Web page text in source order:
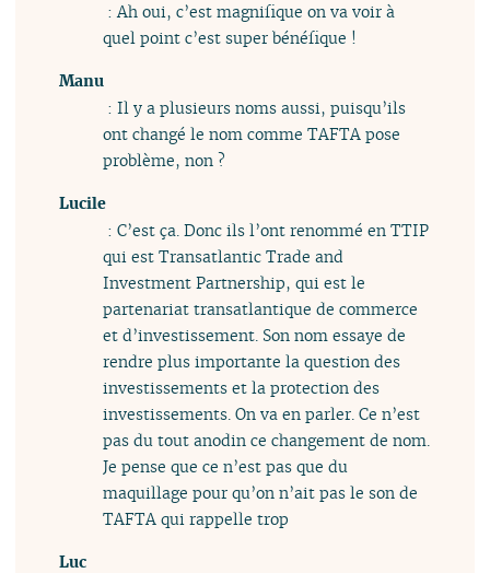
: Ah oui, c’est magnifique on va voir à
quel point c’est super bénéfique !
Manu
: Il y a plusieurs noms aussi, puisqu’ils
ont changé le nom comme TAFTA pose
problème, non ?
Lucile
: C’est ça. Donc ils l’ont renommé en TTIP
qui est Transatlantic Trade and
Investment Partnership, qui est le
partenariat transatlantique de commerce
et d’investissement. Son nom essaye de
rendre plus importante la question des
investissements et la protection des
investissements. On va en parler. Ce n’est
pas du tout anodin ce changement de nom.
Je pense que ce n’est pas que du
maquillage pour qu’on n’ait pas le son de
TAFTA qui rappelle trop
Luc